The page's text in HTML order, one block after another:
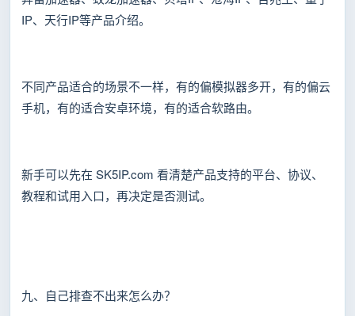
IP、天行IP等产品介绍。
不同产品适合的场景不一样，有的偏模拟器多开，有的偏云
手机，有的适合安卓环境，有的适合软路由。
新手可以先在 SK5IP.com 看清楚产品支持的平台、协议、
教程和试用入口，再决定是否测试。
九、自己排查不出来怎么办？